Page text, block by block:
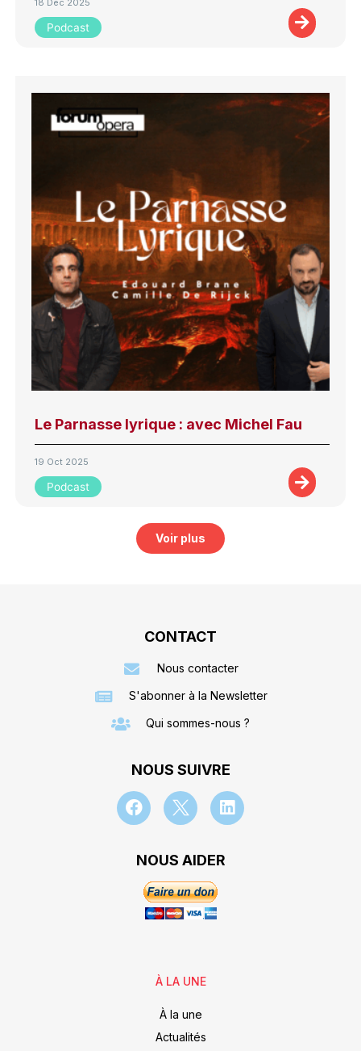
18 Déc 2025
Podcast
Le Parnasse lyrique : avec Michel Fau
19 Oct 2025
Podcast
Voir plus
CONTACT
Nous contacter
S'abonner à la Newsletter
Qui sommes-nous ?
NOUS SUIVRE
NOUS AIDER
À LA UNE
À la une
Actualités